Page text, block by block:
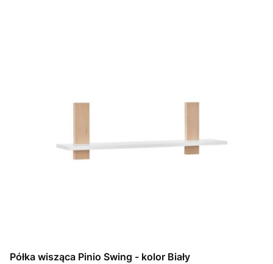
Półka wisząca Pinio Swing - kolor Biały